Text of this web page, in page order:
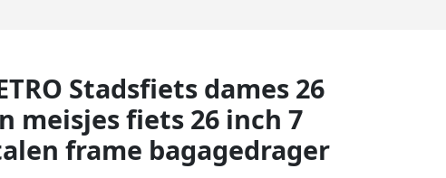
Stadsfiets dames 26
meisjes fiets 26 inch 7
frame bagagedrager